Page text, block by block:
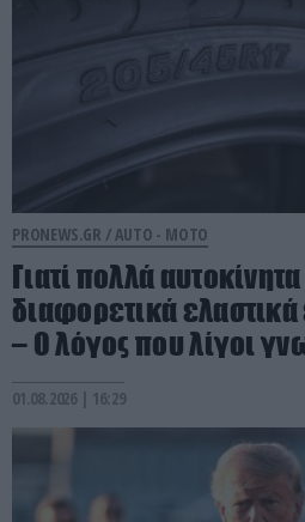
PRONEWS.GR /AUTO - MOTO
Γιατί πολλά
διαφορετικά
– Ο λόγος που λίγοι
01.08.2026 | 16:29